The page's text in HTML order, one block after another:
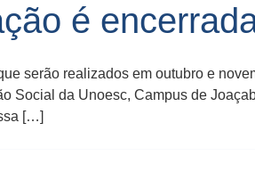
é
serão realizados em outubro e
Social da Unoesc, Campus de
[…]